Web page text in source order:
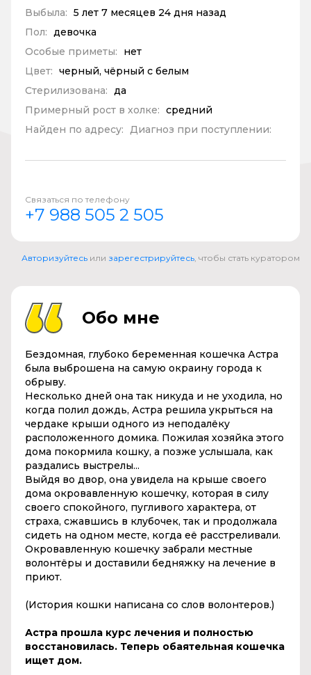
Выбыла: 5 лет 7 месяцев 24 дня назад
Пол: девочка
Особые приметы:
нет
Цвет: черный, чёрный с белым
Стерилизована: да
Примерный рост в холке: средний
Найден по адресу: Диагноз при поступлении:
Связаться по телефону
+7 988 505 2 505
Авторизуйтесь или зарегестрируйтесь , чтобы стать куратором
Обо мне
Бездомная, глубоко беременная кошечка Астра
была выброшена на самую окраину города к
обрыву.
Несколько дней она так никуда и не уходила, но
когда полил дождь, Астра решила укрыться на
чердаке крыши одного из неподалёку
расположенного домика. Пожилая хозяйка этого
дома покормила кошку, а позже услышала, как
раздались выстрелы...
Выйдя во двор, она увидела на крыше своего
дома окровавленную кошечку, которая в силу
своего спокойного, пугливого характера, от
страха, сжавшись в клубочек, так и продолжала
сидеть на одном месте, когда её расстреливали.
Окровавленную кошечку забрали местные
волонтёры и доставили бедняжку на лечение в
приют.
(История кошки написана со слов волонтеров.)
Астра прошла курс лечения и полностью
восстановилась. Теперь обаятельная кошечка
ищет дом.